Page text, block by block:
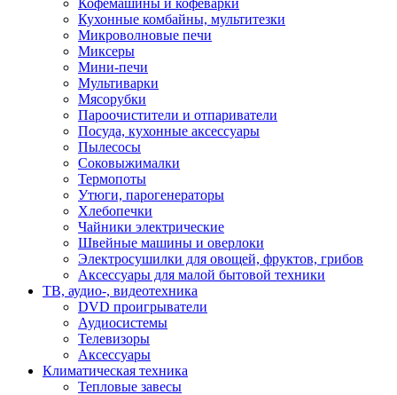
Кофемашины и кофеварки
Кухонные комбайны, мультитезки
Микроволновые печи
Миксеры
Мини-печи
Мультиварки
Мясорубки
Пароочистители и отпариватели
Посуда, кухонные аксессуары
Пылесосы
Соковыжималки
Термопоты
Утюги, парогенераторы
Хлебопечки
Чайники электрические
Швейные машины и оверлоки
Электросушилки для овощей, фруктов, грибов
Аксессуары для малой бытовой техники
ТВ, аудио-, видеотехника
DVD проигрыватели
Аудиосистемы
Телевизоры
Аксессуары
Климатическая техника
Тепловые завесы